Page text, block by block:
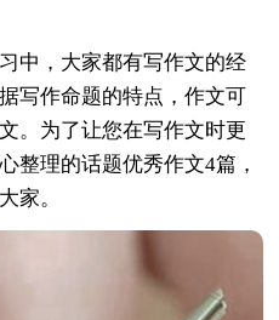
，大家都有写作文的经
写作命题的特点，作文可
。为了让您在写作文时更
整理的话题优秀作文4篇，
家。